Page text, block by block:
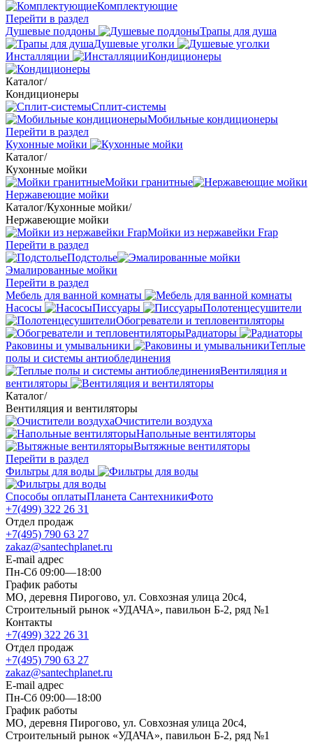
Комплектующие
Перейти в раздел
Душевые поддоны
Трапы для душа
Душевые уголки
Инсталляции
Кондиционеры
Каталог/
Кондиционеры
Сплит-системы
Мобильные кондиционеры
Перейти в раздел
Кухонные мойки
Каталог/
Кухонные мойки
Мойки гранитные
Нержавеющие мойки
Каталог/Кухонные мойки/
Нержавеющие мойки
Мойки из нержавейки Frap
Перейти в раздел
Подстолье
Эмалированные мойки
Перейти в раздел
Мебель для ванной комнаты
Насосы
Писсуары
Полотенцесушители
Обогреватели и тепловентиляторы
Радиаторы
Раковины и умывальники
Теплые
полы и системы антиоблединения
Вентиляция и
вентиляторы
Каталог/
Вентиляция и вентиляторы
Очистители воздуха
Напольные вентиляторы
Вытяжные вентиляторы
Перейти в раздел
Фильтры для воды
Способы оплатыПланета СантехникиФото
+7(499) 322 26 31
Отдел продаж
+7(495) 790 63 27
zakaz@santechplanet.ru
E-mail адрес
Пн-Сб 09:00—18:00
График работы
МО, деревня Пирогово, ул. Совхозная улица 20с4,
Строительный рынок «УДАЧА», павильон Б-2, ряд №1
Контакты
+7(499) 322 26 31
Отдел продаж
+7(495) 790 63 27
zakaz@santechplanet.ru
E-mail адрес
Пн-Сб 09:00—18:00
График работы
МО, деревня Пирогово, ул. Совхозная улица 20с4,
Строительный рынок «УДАЧА», павильон Б-2, ряд №1